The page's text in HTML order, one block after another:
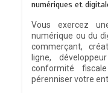
numériques et
Vous exercez
numérique ou du
commerçant,
ligne,
conformité
pérenniser votre